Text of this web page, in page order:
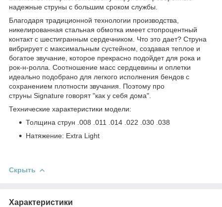
надежные струны с большим сроком службы.
Благодаря традиционной технологии производства,
никелированная стальная обмотка имеет стопроцентный
контакт с шестигранным сердечником. Что это дает? Струна
вибрирует с максимальным сустейном, создавая теплое и
богатое звучание, которое прекрасно подойдет для рока и
рок-н-ролла. Соотношение масс сердцевины и оплетки
идеально подобрано для легкого исполнения бендов с
сохранением плотности звучания. Поэтому про
струны Signature говорят "как у себя дома".
Технические характеристики модели:
Толщина струн .008 .011 .014 .022 .030 .038
Натяжение: Extra Light
Скрыть
Характеристики